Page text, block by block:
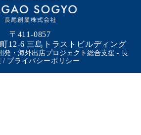
〒411-0857
12-6 三島トラストビルディング
発・海外出店プロジェクト総合支援 - 長
/ プライバシーポリシー